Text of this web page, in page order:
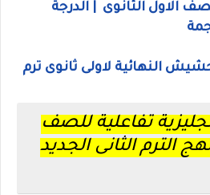
الاول الثانوى | الدرجة
النهائية لاولى ثانوى ترم
تفاعلية للصف
الترم الثانى الجديد